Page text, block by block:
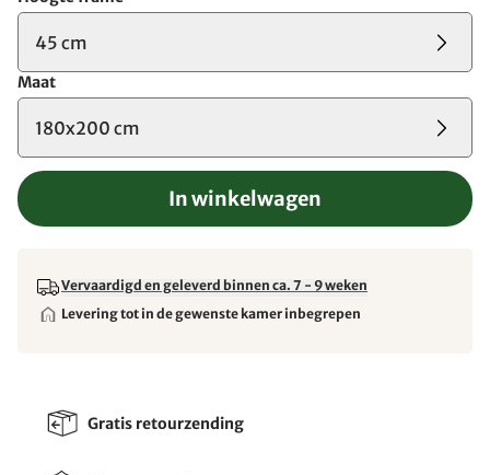
45 cm
Maat
180x200 cm
In winkelwagen
Vervaardigd en geleverd binnen ca. 7 - 9 weken
Levering tot in de gewenste kamer inbegrepen
Gratis retourzending